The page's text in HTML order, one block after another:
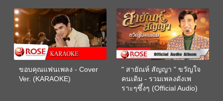
ขอบคุณแฟนเพลง - Cover
Ver. (KARAOKE)
" สายัณห์ สัญญา " ขวัญใจ
คนเดิม - รวมเพลงดังเพ
ราะๆซึ้งๆ (Official Audio)